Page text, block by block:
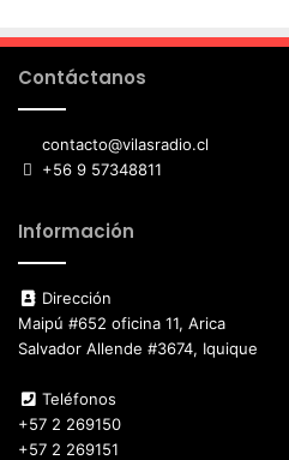
Contáctanos
contacto@vilasradio.cl
+56 9 57348811
Información
Dirección
Maipú #652 oficina 11, Arica
Salvador Allende #3674, Iquique
Teléfonos
+57 2 269150
+57 2 269151